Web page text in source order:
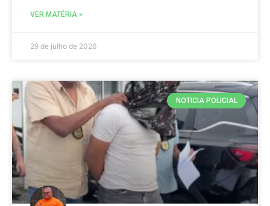
VER MATÉRIA »
29 de julho de 2026
NOTICIA POLICIAL